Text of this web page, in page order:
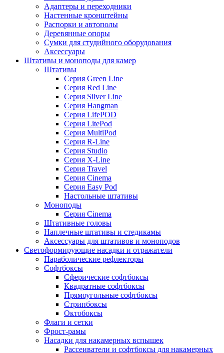
Адаптеры и переходники
Настенные кронштейны
Распорки и автополы
Деревянные опоры
Сумки для студийного оборудования
Аксессуары
Штативы и моноподы для камер
Штативы
Серия Green Line
Серия Red Line
Серия Silver Line
Серия Hangman
Серия LifePOD
Серия LitePod
Серия MultiPod
Серия R-Line
Серия Studio
Серия X-Line
Серия Travel
Серия Cinema
Серия Easy Pod
Настольные штативы
Моноподы
Серия Cinema
Штативные головы
Наплечные штативы и стедикамы
Аксессуары для штативов и моноподов
Светоформирующие насадки и отражатели
Параболические рефлекторы
Софтбоксы
Сферические софтбоксы
Квадратные софтбоксы
Прямоугольные софтбоксы
Стрипбоксы
Октобоксы
Флаги и сетки
Фрост-рамы
Насадки для накамерных вспышек
Рассеиватели и софтбоксы для накамерных